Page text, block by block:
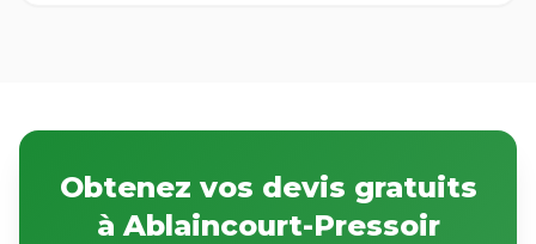
Obtenez vos devis gratuits
à Ablaincourt-Pressoir